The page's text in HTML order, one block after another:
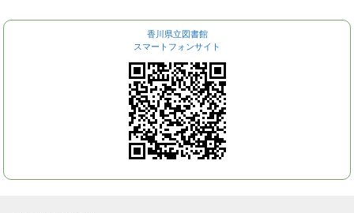
香川県立図書館
スマートフォンサイト